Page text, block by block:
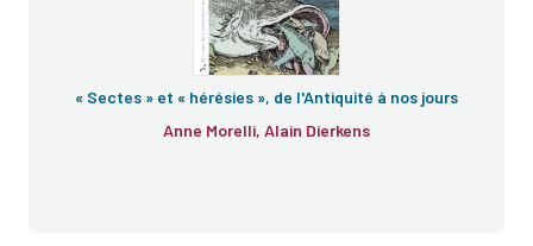
« Sectes » et « hérésies », de l'Antiquité à nos jours
Anne Morelli, Alain Dierkens